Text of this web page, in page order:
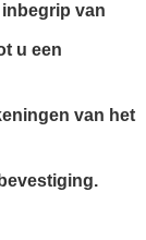
van
u een
van het